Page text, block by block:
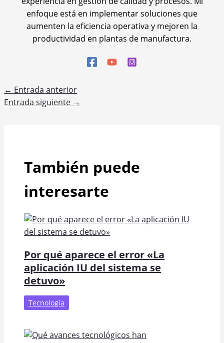
enfoque está en implementar soluciones que
aumenten la eficiencia operativa y mejoren la
productividad en plantas de manufactura.
← Entrada anterior
Entrada siguiente →
También puede
interesarte
Por qué aparece el error «La
aplicación IU del sistema se
detuvo»
Tecnología